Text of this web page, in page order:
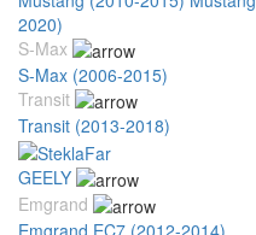
2020)
S-Max
S-Max (2006-2015)
Transit
Transit (2013-2018)
GEELY
Emgrand